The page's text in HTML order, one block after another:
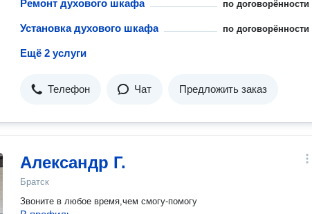
Ремонт духового шкафа по договорённости
Установка духового шкафа по договорённости
Ещё 2 услуги
Телефон Чат Предложить заказ
Александр Г.
Братск
Звоните в любое время,чем смогу-помогу